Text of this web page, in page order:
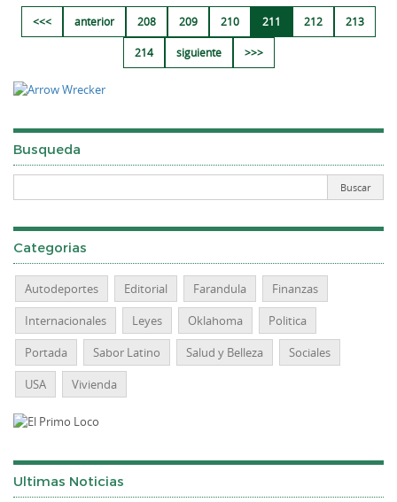
<<< anterior 208 209 210 211 212 213
214 siguiente >>>
Busqueda
Categorias
Autodeportes Editorial Farandula
Finanzas
Internacionales
Leyes Oklahoma
Politica
Portada
Sabor Latino Salud y Belleza
Sociales
USA
Vivienda
Ultimas Noticias